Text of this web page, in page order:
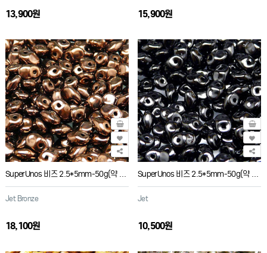
13,900원 15,900원
SuperUnos 비즈 2.5*5mm-50g(약 650개)
Jet Bronze
18,100원
SuperUnos 비즈 2.5*5mm-50g(약 650개)
Jet
10,500원